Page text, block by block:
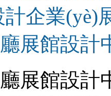
計企業(yè)
展館設計
展館設計中